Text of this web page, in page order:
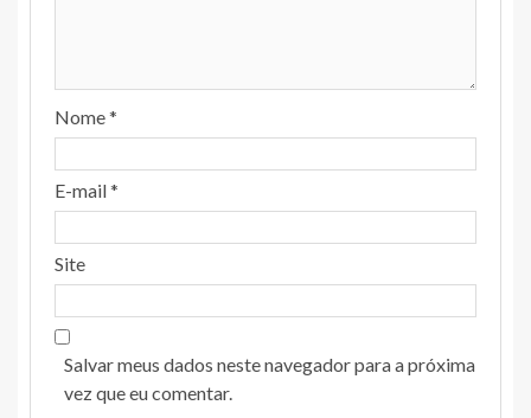
Nome*
E-mail*
Site
Salvar meus dados neste navegador para a próxima
vez que eu comentar.